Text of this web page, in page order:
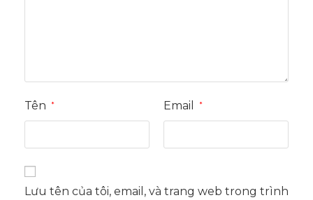
Tên * Email *
Lưu tên của tôi, email, và trang web trong trình